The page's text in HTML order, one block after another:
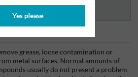
Yes please
a las hojas de datos
grease, loose contamination or
metal surfaces. Normal amounts of
usually do not present a problem